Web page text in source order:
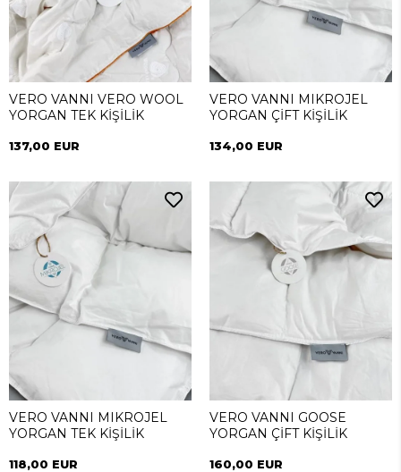
VERO VANNI VERO WOOL
YORGAN TEK KİŞİLİK
137,00 EUR
VERO VANNI MIKROJEL
YORGAN ÇİFT KİŞİLİK
134,00 EUR
VERO VANNI MIKROJEL
YORGAN TEK KİŞİLİK
118,00 EUR
VERO VANNI GOOSE
YORGAN ÇİFT KİŞİLİK
160,00 EUR